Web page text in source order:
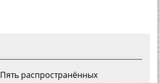
Пять распространённых